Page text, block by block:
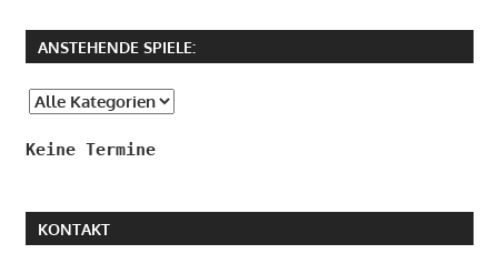
ANSTEHENDE SPIELE:
Keine Termine
KONTAKT